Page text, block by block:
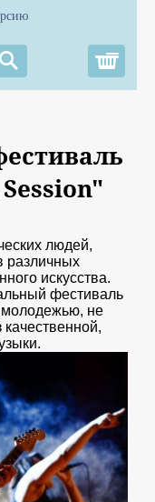
людей,
различных
искусства.
фестиваль
молодежью, не